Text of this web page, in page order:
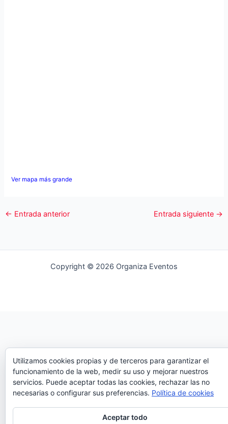
Ver mapa más grande
← Entrada anterior Entrada siguiente →
Copyright © 2026 Organiza Eventos
Utilizamos cookies propias y de terceros para garantizar el
funcionamiento de la web, medir su uso y mejorar nuestros
servicios. Puede aceptar todas las cookies, rechazar las no
necesarias o configurar sus preferencias. Política de cookies
Aceptar todo